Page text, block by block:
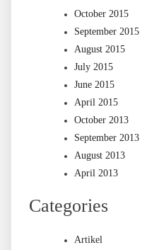
October 2015
September 2015
August 2015
July 2015
June 2015
April 2015
October 2013
September 2013
August 2013
April 2013
Categories
Artikel